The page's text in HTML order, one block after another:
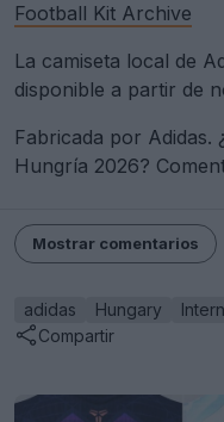
Football Kit Archive
La camiseta local de
disponible a partir de
Fabricada por Adidas.
Hungría 2026?
Mostrar comentarios
adidas Hungary
Compartir